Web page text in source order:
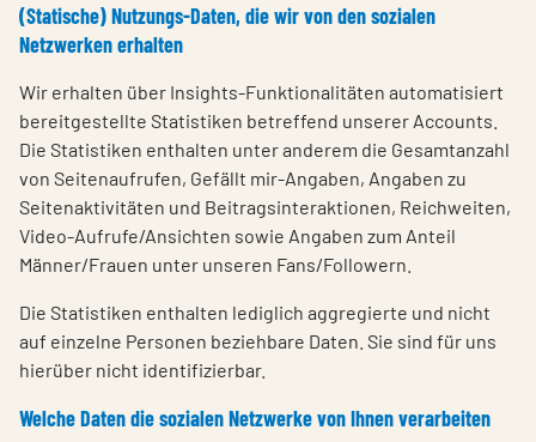
(Statische) Nutzungs-Daten, die wir von den sozialen
Netzwerken erhalten
Wir erhalten über Insights-Funktionalitäten automatisiert
bereitgestellte Statistiken betreffend unserer Accounts.
Die Statistiken enthalten unter anderem die Gesamtanzahl
von Seitenaufrufen, Gefällt mir-Angaben, Angaben zu
Seitenaktivitäten und Beitragsinteraktionen, Reichweiten,
Video-Aufrufe/Ansichten sowie Angaben zum Anteil
Männer/Frauen unter unseren Fans/Followern.
Die Statistiken enthalten lediglich aggregierte und nicht
auf einzelne Personen beziehbare Daten. Sie sind für uns
hierüber nicht identifizierbar.
Welche Daten die sozialen Netzwerke von Ihnen verarbeiten